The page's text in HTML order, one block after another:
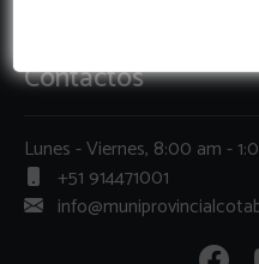
Contactos
Lunes - Viernes, 8:00 am -
+51 914471001